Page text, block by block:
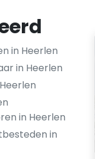
in Heerlen
in Heerlen
in Heerlen
in